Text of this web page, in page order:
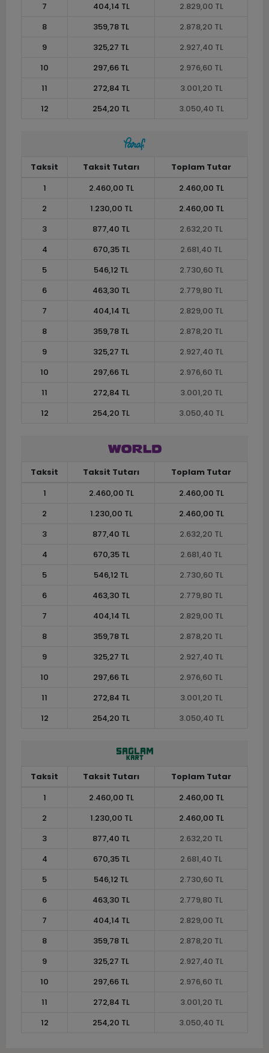
7 404,14 TL
2.829,00 TL
8
359,78 TL
2.878,20 TL
9
325,27 TL
2.927,40 TL
10
297,66 TL
2.976,60 TL
11
272,84 TL
3.001,20 TL
12
254,20 TL 3.050,40 TL
Taksit Taksit Tutarı
Toplam Tutar
1
2.460,00 TL
2.460,00 TL
2
1.230,00 TL
2.460,00 TL
3
877,40 TL
2.632,20 TL
4
670,35 TL
2.681,40 TL
5
546,12 TL
2.730,60 TL
6
463,30 TL
2.779,80 TL
7
404,14 TL
2.829,00 TL
8
359,78 TL
2.878,20 TL
9
325,27 TL
2.927,40 TL
10
297,66 TL
2.976,60 TL
11
272,84 TL
3.001,20 TL
12
254,20 TL 3.050,40 TL
Taksit Taksit Tutarı
Toplam Tutar
1
2.460,00 TL
2.460,00 TL
2
1.230,00 TL
2.460,00 TL
3
877,40 TL
2.632,20 TL
4
670,35 TL
2.681,40 TL
5
546,12 TL
2.730,60 TL
6
463,30 TL
2.779,80 TL
7
404,14 TL
2.829,00 TL
8
359,78 TL
2.878,20 TL
9
325,27 TL
2.927,40 TL
10
297,66 TL
2.976,60 TL
11
272,84 TL
3.001,20 TL
12
254,20 TL 3.050,40 TL
Taksit Taksit Tutarı
Toplam Tutar
1
2.460,00 TL
2.460,00 TL
2
1.230,00 TL
2.460,00 TL
3
877,40 TL
2.632,20 TL
4
670,35 TL
2.681,40 TL
5
546,12 TL
2.730,60 TL
6
463,30 TL
2.779,80 TL
7
404,14 TL
2.829,00 TL
8
359,78 TL
2.878,20 TL
9
325,27 TL
2.927,40 TL
10
297,66 TL
2.976,60 TL
11
272,84 TL
3.001,20 TL
12
254,20 TL 3.050,40 TL